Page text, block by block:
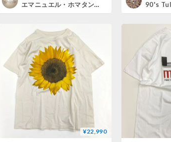
エマニュエル・ホマタン「DON'T THINK , BUY ART」T-Shirt（GREEN）
¥22,990